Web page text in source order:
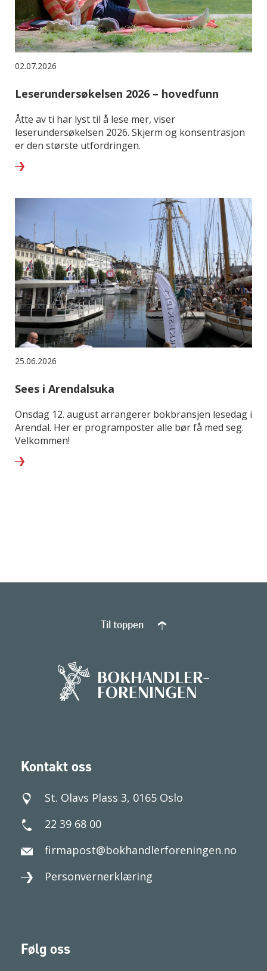
02.07.2026
Leserundersøkelsen 2026 – hovedfunn
Åtte av ti har lyst til å lese mer, viser
leserundersøkelsen 2026. Skjerm og konsentrasjon
er den største utfordringen.
25.06.2026
Sees i Arendalsuka
Onsdag 12. august arrangerer bokbransjen lesedag i
Arendal. Her er programposter alle bør få med seg.
Velkommen!
Kontakt oss
St. Olavs Plass 3, 0165 Oslo
22 39 68 00
firmapost@bokhandlerforeningen.no
Personvernerklæring
Følg oss
Til toppen